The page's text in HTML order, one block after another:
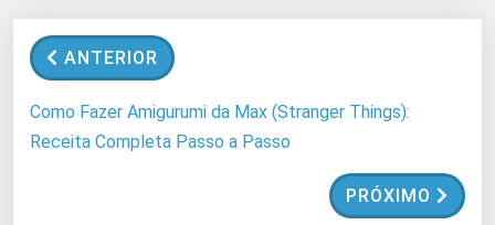
n
d
ANTERIOR
Como Fazer Amigurumi da Max (Stranger Things):
Receita Completa Passo a Passo
PRÓXIMO